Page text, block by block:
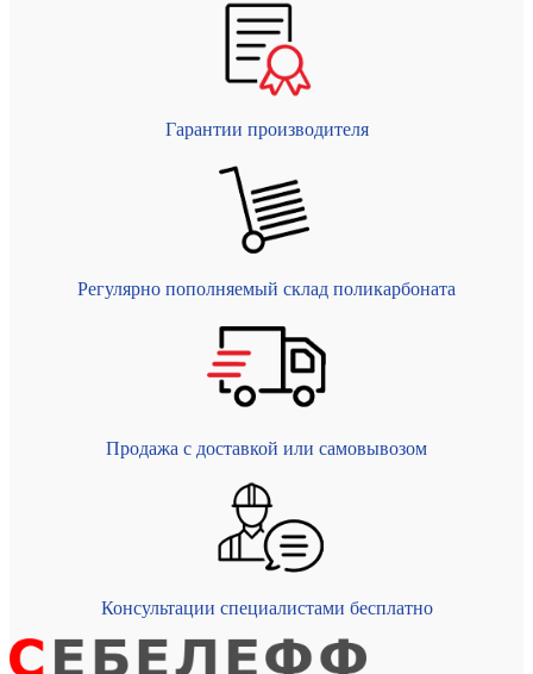
Гарантии производителя
Регулярно пополняемый склад поликарбоната
Продажа с доставкой или самовывозом
Консультации специалистами бесплатно